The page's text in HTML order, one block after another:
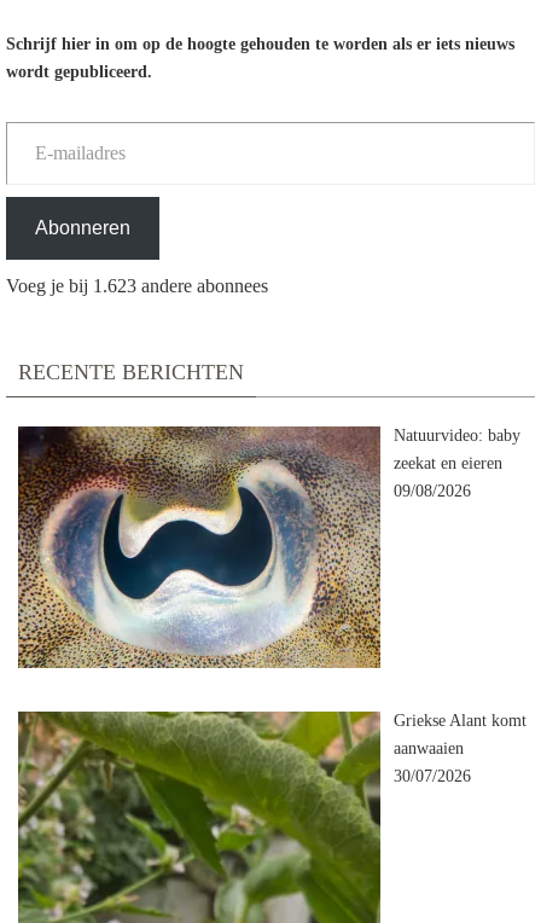
Schrijf hier in om op de hoogte gehouden te worden als er iets nieuws
wordt gepubliceerd.
E-mailadres
Abonneren
Voeg je bij 1.623 andere abonnees
RECENTE BERICHTEN
Natuurvideo: baby
zeekat en eieren
09/08/2026
Griekse Alant komt
aanwaaien
30/07/2026